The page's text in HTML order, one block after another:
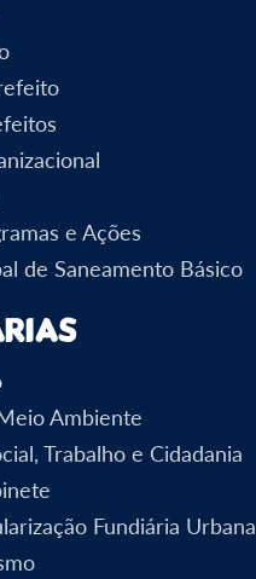
e Ações
de Saneamento Básico
Ambiente
Trabalho e Cidadania
Fundiária Urbana